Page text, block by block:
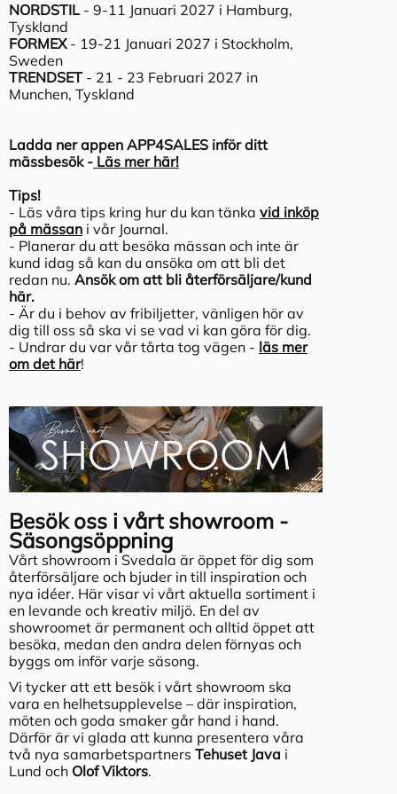
NORDSTIL - 9-11 Januari 2027 i Hamburg,
Tyskland
FORMEX- 19-21 Januari 2027 i Stockholm,
Sweden
TRENDSET - 21 - 23 Februari 2027 in
Munchen, Tyskland
Ladda ner appen APP4SALES inför ditt
mässbesök - Läs mer här!
Tips!
- Läs våra tips kring hur du kan tänka vid inköp
på mässan i vår Journal.
- Planerar du att besöka mässan och inte är
kund idag så kan du ansöka om att bli det
redan nu. Ansök om att bli återförsäljare/kund
här.
- Är du i behov av fribiljetter, vänligen hör av
dig till oss så ska vi se vad vi kan göra för dig.
- Undrar du var vår tårta tog vägen - läs mer
om det här!
Besök oss i vårt showroom -
Säsongsöppning
Vårt showroom i Svedala är öppet för dig som
återförsäljare och bjuder in till inspiration och
nya idéer. Här visar vi vårt aktuella sortiment i
en levande och kreativ miljö. En del av
showroomet är permanent och alltid öppet att
besöka, medan den andra delen förnyas och
byggs om inför varje säsong.
Vi tycker att ett besök i vårt showroom ska
vara en helhetsupplevelse – där inspiration,
möten och goda smaker går hand i hand.
Därför är vi glada att kunna presentera våra
två nya samarbetspartners Tehuset Java i
Lund och Olof Viktors.